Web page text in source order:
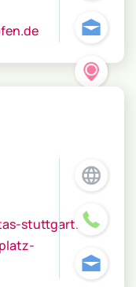
stuttgart.de